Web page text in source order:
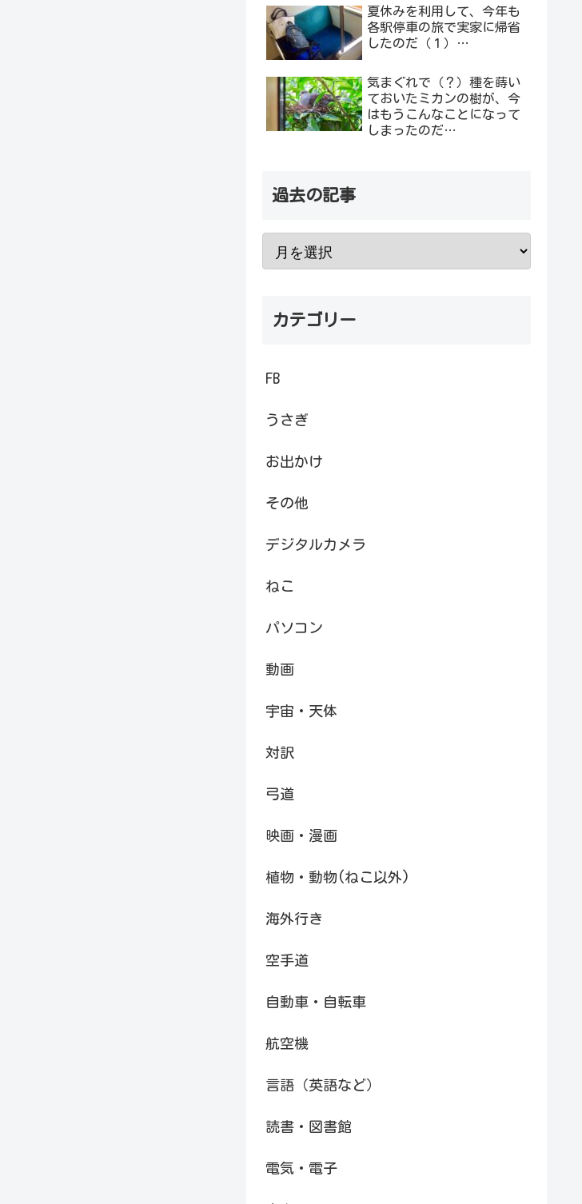
夏休みを利用して、今年も
各駅停車の旅で実家に帰省
したのだ（１）…
気まぐれで（？）種を蒔い
ておいたミカンの樹が、今
はもうこんなことになって
しまったのだ…
過去の記事
カテゴリー
FB
うさぎ
お出かけ
その他
デジタルカメラ
ねこ
パソコン
動画
宇宙・天体
対訳
弓道
映画・漫画
植物・動物(ねこ以外)
海外行き
空手道
自動車・自転車
航空機
言語（英語など）
読書・図書館
電気・電子